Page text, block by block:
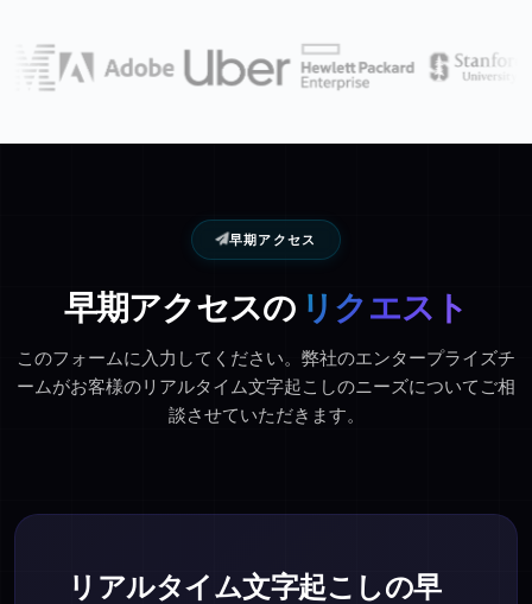
早期アクセス
早期アクセスの リクエスト
このフォームに入力してください。弊社のエンタープライズチ
ームがお客様のリアルタイム文字起こしのニーズについてご相
談させていただきます。
リアルタイム文字起こしの早